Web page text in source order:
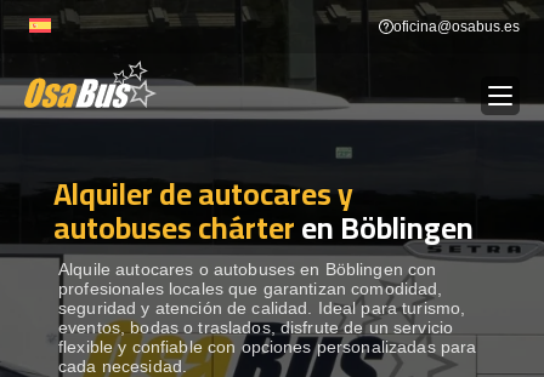
to
oficina@osabus.es
ALQUILER DE AUTOCARES
DESTINOS Show dropdown
RECORRIDAS Show dropdown
Alquiler de autocares y
autobuses chárteren Böblingen
Alquile autocares o autobuses en Böblingen con
profesionales locales que garantizan comodidad,
seguridad y atención de calidad. Ideal para turismo,
eventos, bodas o traslados, disfrute de un servicio
flexible y confiable con opciones personalizadas para
cada necesidad.